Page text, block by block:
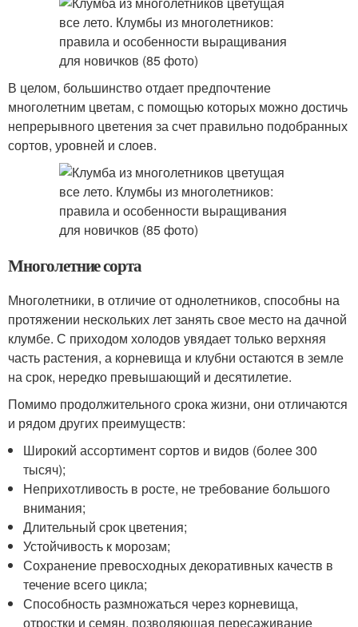
В целом, большинство отдает предпочтение
многолетним цветам, с помощью которых можно достичь
непрерывного цветения за счет правильно подобранных
сортов, уровней и слоев.
Многолетние сорта
Многолетники, в отличие от однолетников, способны на
протяжении нескольких лет занять свое место на дачной
клумбе. С приходом холодов увядает только верхняя
часть растения, а корневища и клубни остаются в земле
на срок, нередко превышающий и десятилетие.
Помимо продолжительного срока жизни, они отличаются
и рядом других преимуществ:
Широкий ассортимент сортов и видов (более 300
тысяч);
Неприхотливость в росте, не требование большого
внимания;
Длительный срок цветения;
Устойчивость к морозам;
Сохранение превосходных декоративных качеств в
течение всего цикла;
Способность размножаться через корневища,
отростки и семян, позволяющая пересаживание